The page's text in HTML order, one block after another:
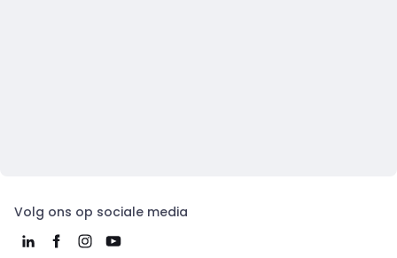
Volg ons op sociale media